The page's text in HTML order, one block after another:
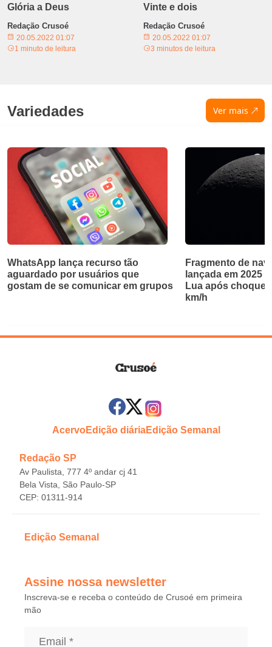
Glória a Deus
Redação Crusoé
20.05.2022 01:07
1 minuto de leitura
Vinte e dois
Redação Crusoé
20.05.2022 01:07
3 minutos de leitura
Variedades Ver mais
WhatsApp lança recurso tão
aguardado por usuários que
gostam de se comunicar em grupos
Fragmento de
lançada em 2025
Lua após choque
km/h
AcervoEdição diáriaEdição Semanal
Redação SP
Av Paulista, 777 4º andar cj 41
Bela Vista, São Paulo-SP
CEP: 01311-914
Edição Semanal
Assine nossa newsletter
Inscreva-se e receba o conteúdo de Crusoé em primeira
mão